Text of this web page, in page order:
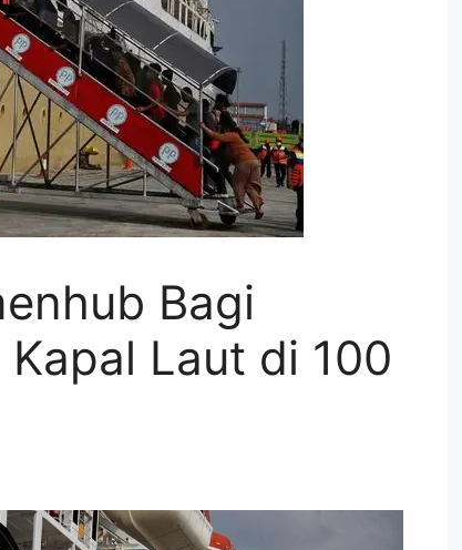
Bagi
Laut di 100